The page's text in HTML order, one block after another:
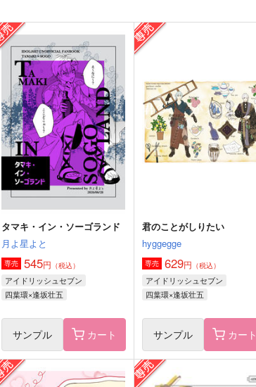
hyggegge
629円（税込）
四葉環×逢坂壮五
サンプル 作品詳細
月よ星よと
545
サンプル 作品詳細
きっとずっともっと
693円
四葉環×逢坂壮五
タマキ・イン・ソーゴランド
月よ星よと
専売 545円 （税込）
アイドリッシュセブン
四葉環×逢坂壮五
サンプル カート
君のことがしりたい
hyggegge
専売 629円 （税込）
アイドリッシュセブン
四葉環×逢坂壮五
サンプル カート